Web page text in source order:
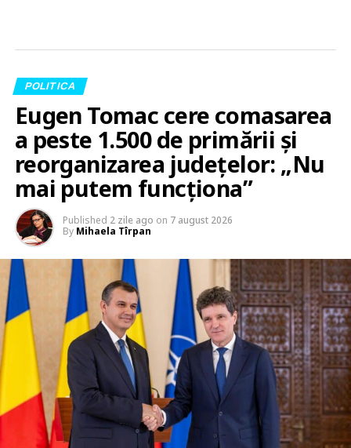
POLITICA
Eugen Tomac cere comasarea
a peste 1.500 de primării și
reorganizarea județelor: „Nu
mai putem funcționa”
Published 2 zile ago on 7 august 2026
By Mihaela Tîrpan